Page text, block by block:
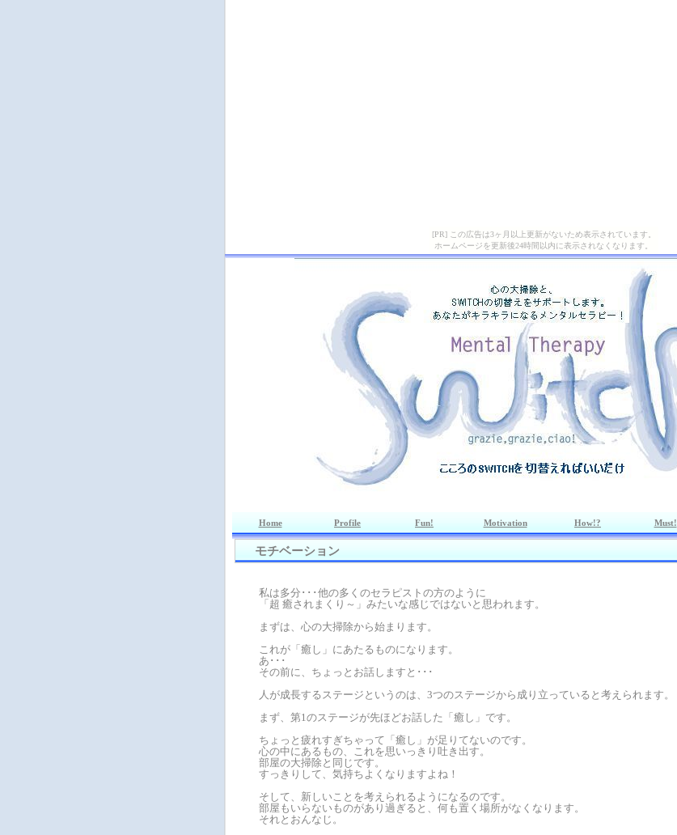
[PR] この広告は3ヶ月以上更新がないため表示されています。
ホームページを更新後24時間以内に表示されなくなります。
Home Profile Fun! Motivation How!? Must!
モチベーション
私は多分･･･他の多くのセラピストの方のように
「超 癒されまくり～」みたいな感じではないと思われます。
まずは、心の大掃除から始まります。
これが「癒し」にあたるものになります。
あ･･･
その前に、ちょっとお話しますと･･･
人が成長するステージというのは、3つのステージから成り立っていると考えられます。
まず、第1のステージが先ほどお話した「癒し」です。
ちょっと疲れすぎちゃって「癒し」が足りてないのです。
心の中にあるもの、これを思いっきり吐き出す。
部屋の大掃除と同じです。
すっきりして、気持ちよくなりますよね！
そして、新しいことを考えられるようになるのです。
部屋もいらないものがあり過ぎると、何も置く場所がなくなります。
それとおんなじ。